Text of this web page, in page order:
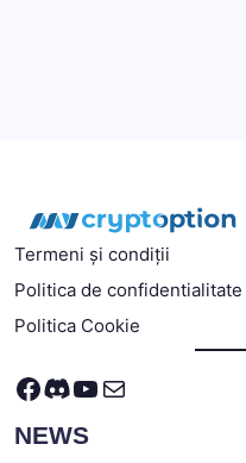
Termeni și condiții
Politica de confidentialitate
Politica Cookie
Facebook
Discord
YouTube
Mail
NEWS